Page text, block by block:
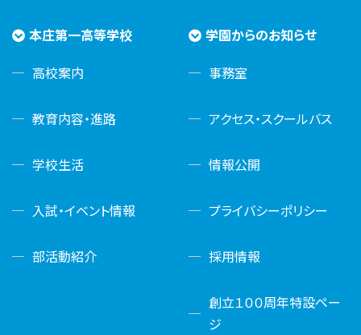
本庄第一高等学校
高校案内
教育内容・進路
学校生活
入試・イベント情報
部活動紹介
学園からのお知らせ
事務室
アクセス・スクールバス
情報公開
プライバシーポリシー
採用情報
創立１００周年特設ペー
ジ